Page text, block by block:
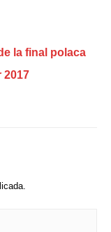
la final polaca
2017